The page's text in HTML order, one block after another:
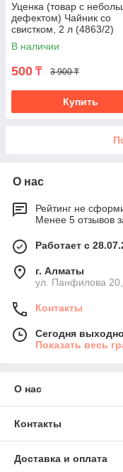
Уценка (товар с
дефектом) Чайник со
свистком, 2 л (4863/2)
В наличии
500 ₸ 3 900 ₸
Купить
О нас
Рейтинг не
Менее 5 отзывов
Работает с
г. Алматы
ул. Панфилова
Контакты
Сегодня
Показать весь
О нас
Контакты
Доставка и оплата